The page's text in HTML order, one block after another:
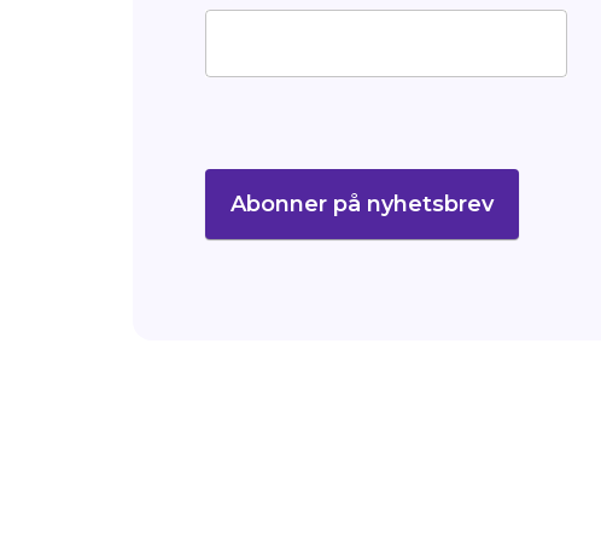
Abonner på nyhetsbrev